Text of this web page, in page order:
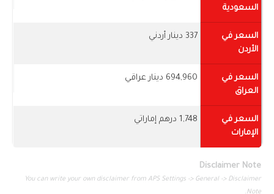
السعودية
السعر في
الأردن
337 دينار أردني
السعر في
العراق
694,960 دينار عراقي
السعر في
الإمارات
1,748 درهم إماراتي
Disclaimer Note
You can write your own disclaimer from APS Settings -> General -> Disclaimer
Note.